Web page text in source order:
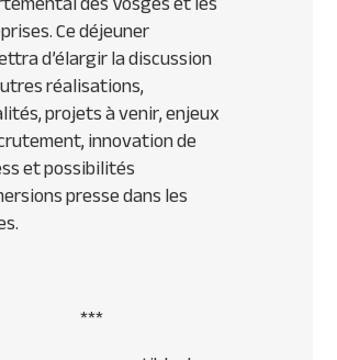
Ce déjeuner
d’élargir la discussion
réalisations,
projets à venir, enjeux
innovation de
et possibilités
presse dans les
***